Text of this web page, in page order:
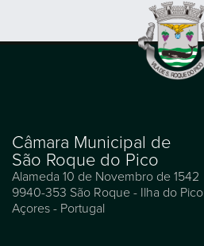
Câmara Municipal de
São Roque do Pico
Alameda 10 de Novembro de 1542
9940-353 São Roque - Ilha do Pico
Açores - Portugal